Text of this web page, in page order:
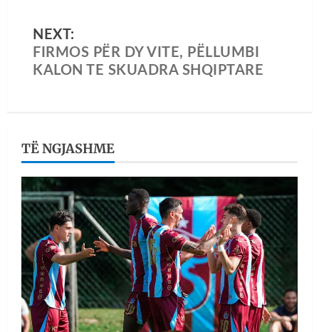
NEXT:
FIRMOS PËR DY VITE, PËLLUMBI
KALON TE SKUADRA SHQIPTARE
TË NGJASHME